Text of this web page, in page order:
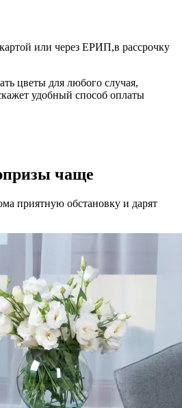
или через ЕРИП,в рассрочку
цветы для любого случая,
удобный способ оплаты
чаще
приятную обстановку и дарят